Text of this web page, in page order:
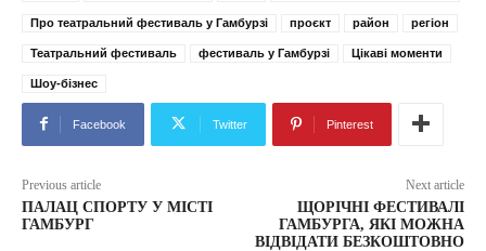
Про театральний фестиваль у Гамбурзі проєкт район регіон
Театральний фестиваль фестиваль у Гамбурзі Цікаві моменти
Шоу-бізнес
Facebook Twitter Pinterest
Previous article
ПАЛАЦ СПОРТУ У МІСТІ
ГАМБУРГ
Next article
ЩОРІЧНІ ФЕСТИВАЛІ
ГАМБУРГА, ЯКІ МОЖНА
ВІДВІДАТИ БЕЗКОШТОВНО